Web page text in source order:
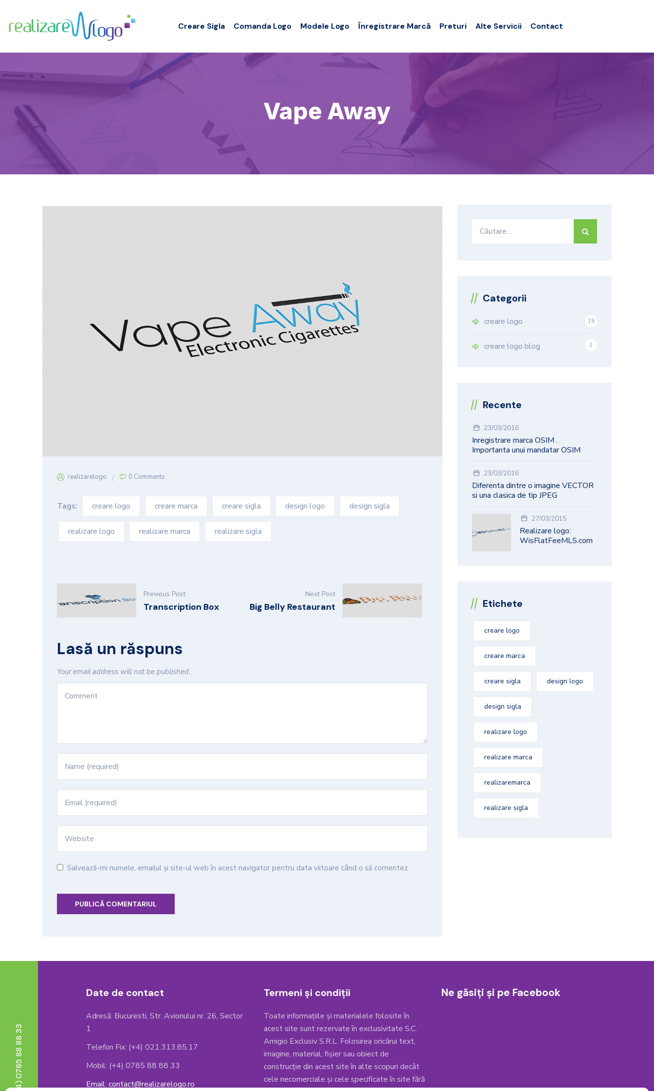
Creare Sigla Comanda Logo Modele Logo Înregistrare Marcă Preturi Alte Servicii Contact
Vape Away
realizarelogo 0 Comments
Tags: creare logo creare marca creare sigla design logo design sigla
realizare logo realizare marca realizare sigla
Previous Post
Transcription Box
Next Post
Big Belly Restaurant
Lasă un răspuns
Your email address will not be published.
Salvează-mi numele, emailul și site-ul web în acest navigator pentru data viitoare când o să comentez.
Categorii
creare logo
19
creare logo blog 2
Recente
23/03/2016
Inregistrare marca OSIM .
Importanta unui mandatar OSIM
23/03/2016
Diferenta dintre o imagine VECTOR
si una clasica de tip JPEG
27/03/2015
Realizare logo:
WisFlatFeeMLS.com
Etichete
creare logo
creare marca
creare sigla design logo
design sigla
realizare logo
realizare marca
realizaremarca
realizare sigla
Date de contact
Adresă: Bucuresti, Str. Avionului nr. 26, Sector
1
Telefon Fix: (+4) 021.313.85.17
Mobil: (+4) 0785 88 88 33
Email: contact@realizarelogo.ro
Termeni și condiții
Toate informațiile și materialele folosite în
acest site sunt rezervate în exclusivitate S.C.
Amigio Exclusiv S.R.L. Folosirea oricărui text,
imagine, material, fișier sau obiect de
construcție din acest site în alte scopuri decât
cele necomerciale și cele specificate în site fără
Ne găsiți și pe Facebook